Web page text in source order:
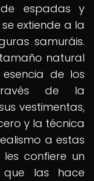
espadas y
extiende a la
samuráis.
natural
de los
de la
vestimentas,
y la técnica
a estas
confiere un
las hace